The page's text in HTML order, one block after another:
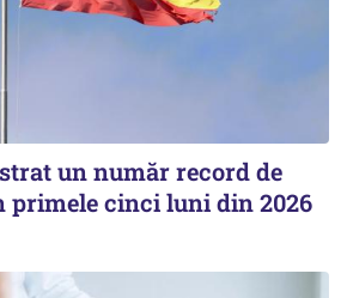
un număr record de
cinci luni din 2026